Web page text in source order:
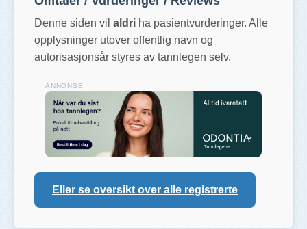
Denne siden vil aldri ha pasientvurderinger. Alle
opplysninger utover offentlig navn og
autorisasjonsår styres av tannlegen selv.
ANNONSE
Eller se oversikt over alle registrerte